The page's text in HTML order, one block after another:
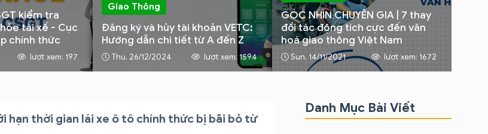
kiểm tra
tài xế - Cục
chính thức
lượt xem: 197
Giao Thông
Đăng ký và hủy tài khoản VETC:
Hướng dẫn chi tiết từ A đến Z
Thu, 26/12/2024 lượt xem: 1594
GÓC NHÌN CHUYÊN GIA | 7 thay
đổi tác động tích cực đến văn
hoá giao thông Việt Nam
Sun, 14/11/2021 lượt xem: 1672
Danh Mục Bài Viết
hạn thời gian lái xe ô tô chính thức bị bãi bỏ từ